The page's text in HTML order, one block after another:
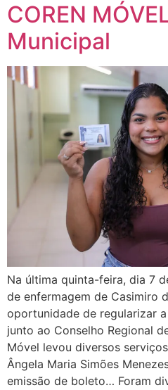
COREN
Municipal
Na última quinta-feira, dia 7
de enfermagem de Casimiro
oportunidade de regularizar
junto ao Conselho Regional
Móvel levou diversos
Ângela Maria Simões
emissão de boleto… Foram